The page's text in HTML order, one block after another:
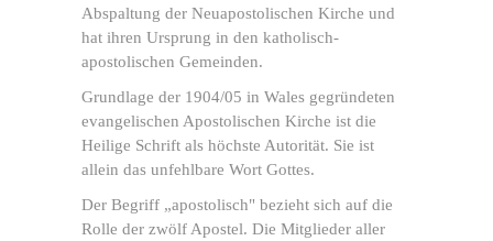
Abspaltung der Neuapostolischen Kirche und
hat ihren Ursprung in den katholisch-
apostolischen Gemeinden.
Grundlage der 1904/05 in Wales gegründeten
evangelischen Apostolischen Kirche ist die
Heilige Schrift als höchste Autorität. Sie ist
allein das unfehlbare Wort Gottes.
Der Begriff „apostolisch" bezieht sich auf die
Rolle der zwölf Apostel. Die Mitglieder aller